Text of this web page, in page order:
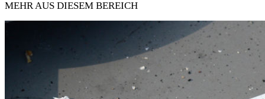
MEHR AUS DIESEM BEREICH